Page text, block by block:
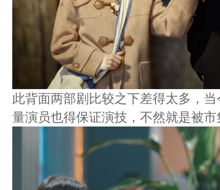
此背面两部剧比较之下差得太多，
量演员也得保证演技，不然就是被